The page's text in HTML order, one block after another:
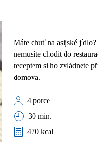
Máte chuť na asijské
nemusíte chodit do
receptem si ho zvládnete
domova.
4 porce
30 min.
470 kcal